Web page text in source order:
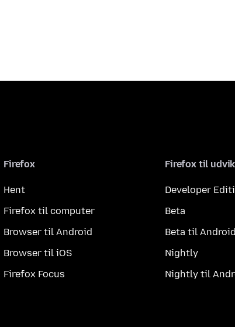
Firefox
Hent
Firefox til computer
Browser til Android
Browser til iOS
Firefox Focus
Firefox til
Developer
Beta
Beta til Android
Nightly
Nightly til